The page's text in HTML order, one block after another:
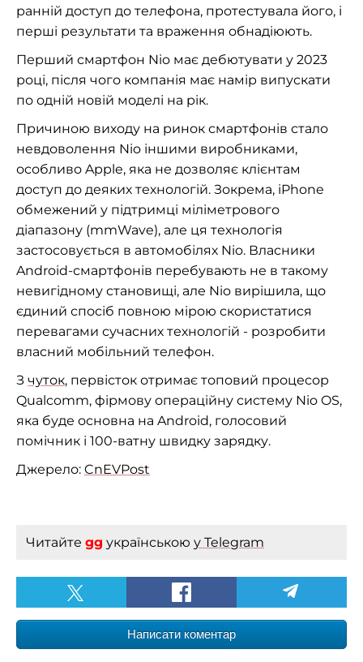
ранній доступ до телефона, протестувала його, і
перші результати та враження обнадіюють.
Перший смартфон Nio має дебютувати у 2023
році, після чого компанія має намір випускати
по одній новій моделі на рік.
Причиною виходу на ринок смартфонів стало
невдоволення Nio іншими виробниками,
особливо Apple, яка не дозволяє клієнтам
доступ до деяких технологій. Зокрема, iPhone
обмежений у підтримці міліметрового
діапазону (mmWave), але ця технологія
застосовується в автомобілях Nio. Власники
Android-смартфонів перебувають не в такому
невигідному становищі, але Nio вирішила, що
єдиний спосіб повною мірою скористатися
перевагами сучасних технологій - розробити
власний мобільний телефон.
З чуток, первісток отримає топовий процесор
Qualcomm, фірмову операційну систему Nio OS,
яка буде основна на Android, голосовий
помічник і 100-ватну швидку зарядку.
Джерело: CnEVPost
Читайте gg українською у Telegram
Написати коментар